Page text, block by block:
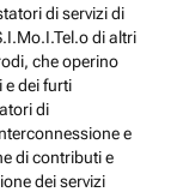
di servizi di
di altri
che operino
e dei furti
di
e
di contributi e
dei servizi